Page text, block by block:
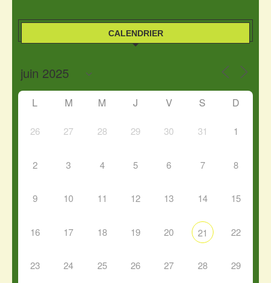
CALENDRIER
L M M J V S D
26 27 28 29 30 31 1
2 3 4 5 6 7 8
9 10 11 12 13 14 15
16 17 18 19 20 21 22
23 24 25 26 27 28 29